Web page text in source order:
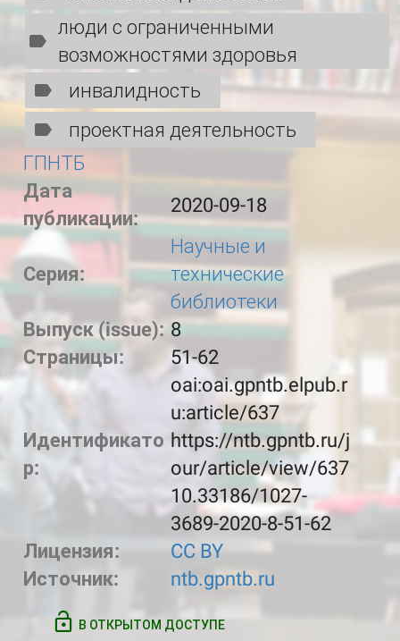
люди с ограниченными
возможностями здоровья
инвалидность
проектная деятельность
ГПНТБ
Дата
публикации:
2020-09-18
Серия:
Научные и
технические
библиотеки
Выпуск (issue): 8
Страницы:
51-62
Идентификато
р:
oai:oai.gpntb.elpub.r
u:article/637
https://ntb.gpntb.ru/j
our/article/view/637
10.33186/1027-
3689-2020-8-51-62
Лицензия:
CC BY
Источник:
ntb.gpntb.ru
В ОТКРЫТОМ ДОСТУПЕ